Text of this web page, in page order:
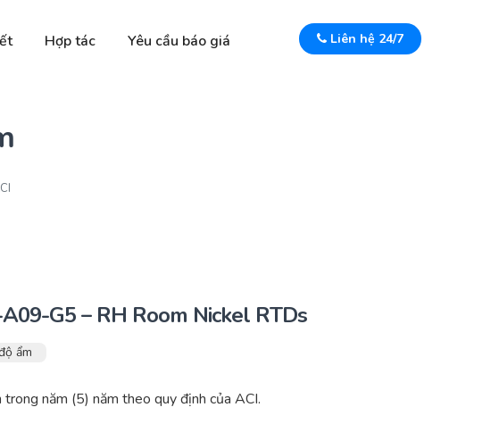
Hợp tác Yêu cầu báo giá Liên hệ 24/7
G5 – RH Room Nickel RTDs
ẩm
trong năm (5) năm theo quy định của ACI.